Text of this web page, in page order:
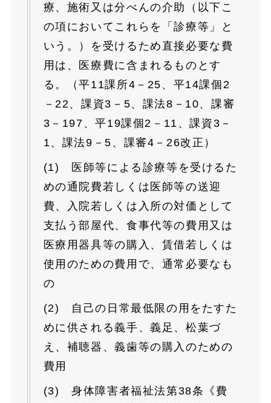
療、施術又は分べんの介助（以下こ
の項においてこれらを「診療等」と
いう。）を受けるため直接必要な費
用は、医療費に含まれるものとす
る。（平11課所4－25、平14課個2
－22、課資3－5、課法8－10、課審
3－197、平19課個2－11、課資3－
1、課法9－5、課審4－26改正）
(1) 医師等による診療等を受けるた
めの通院費若しくは医師等の送迎
費、入院若しくは入所の対価として
支払う部屋代、食事代等の費用又は
医療用器具等の購入、賃借若しくは
使用のための費用で、通常必要なも
の
(2) 自己の日常最低限の用をたすた
めに供される義手、義足、松葉づ
え、補聴器、義歯等の購入のための
費用
(3) 身体障害者福祉法第38条《費